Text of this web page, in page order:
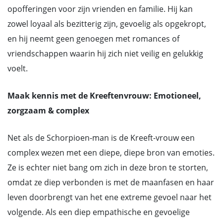
opofferingen voor zijn vrienden en familie. Hij kan
zowel loyaal als bezitterig zijn, gevoelig als opgekropt,
en hij neemt geen genoegen met romances of
vriendschappen waarin hij zich niet veilig en gelukkig
voelt.
Maak kennis met de Kreeftenvrouw: Emotioneel,
zorgzaam & complex
Net als de Schorpioen-man is de Kreeft-vrouw een
complex wezen met een diepe, diepe bron van emoties.
Ze is echter niet bang om zich in deze bron te storten,
omdat ze diep verbonden is met de maanfasen en haar
leven doorbrengt van het ene extreme gevoel naar het
volgende. Als een diep empathische en gevoelige